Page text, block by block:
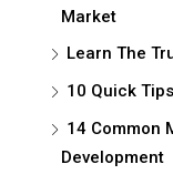
Market
Learn The
10 Quick
14 Common
Development